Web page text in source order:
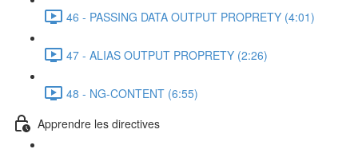
46 - PASSING DATA OUTPUT PROPRETY (4:01)
47 - ALIAS OUTPUT PROPRETY (2:26)
48 - NG-CONTENT (6:55)
Apprendre les directives